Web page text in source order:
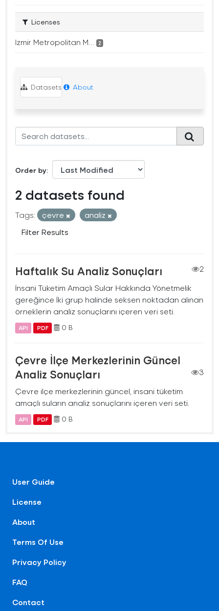
Licenses
Izmir Metropolitan M... 2
Datasets About
Order by
2 datasets found
Tags: çevre
analiz
Filter Results
Haftalık Su Analiz Sonuçları
2
İnsani Tüketim Amaçlı Sular Hakkında Yönetmelik
gereğince İki grup halinde seksen noktadan alınan
örneklerin analiz sonuçlarını içeren veri seti.
API PDF 0 B
Çevre İlçe Merkezlerinin Güncel
Analiz Sonuçları
3
Çevre ilçe merkezlerinin güncel, insani tüketim
amaçlı suların analiz sonuçlarını içeren veri seti.
API PDF 0 B
User Guide
License
About
Terms Of Use
Privacy Policy
FAQ
Contact